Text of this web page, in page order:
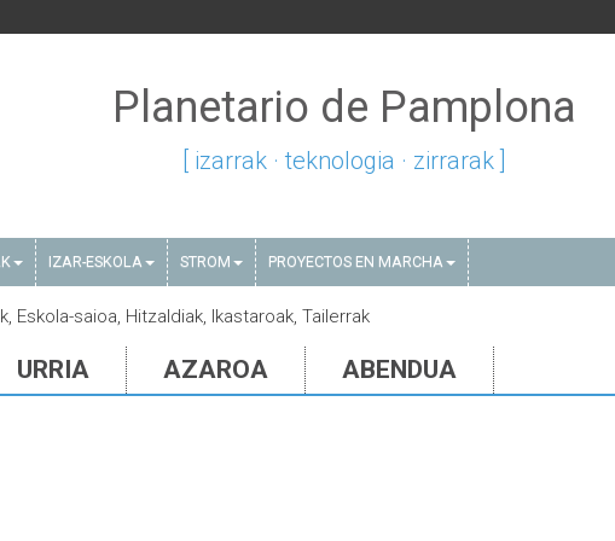
Planetario de Pamplona
[ izarrak · teknologia · zirrarak ]
IZAR-ESKOLA STROM PROYECTOS EN MARCHA
Eskola-saioa, Hitzaldiak, Ikastaroak, Tailerrak
URRIA AZAROA ABENDUA